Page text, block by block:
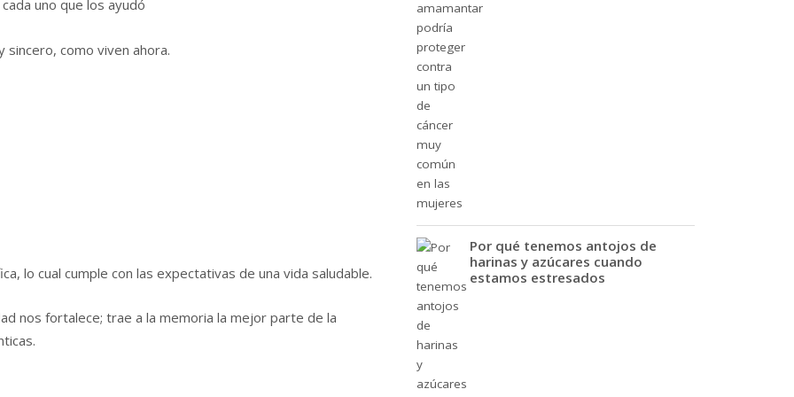
uno que los ayudó
como viven ahora.
lo cual cumple con las expectativas de una vida saludable.
nos fortalece; trae a la memoria la mejor parte de la
Por qué tenemos antojos de
harinas y azúcares cuando
estamos estresados